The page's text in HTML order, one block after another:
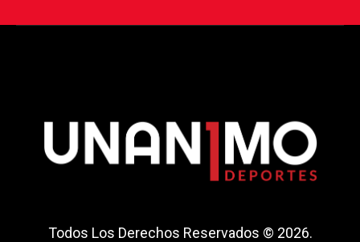
Todos Los Derechos Reservados © 2026.